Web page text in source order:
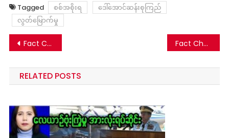
Tagged စစ်အစိုးရ
ဒေါ်အောင်ဆန်းစုကြည်
လွတ်မြောက်မှု
Post
navigation
Fact Check: ကြွက်နားရွက်မှို၊ တရုတ်ဇီးဖြူသီး၊ ဂျင်း က နှလုံးသွေးကြောကျဉ်းရောဂါ ပျောက်ကင်းစေသလား- အထောက်အထားမရှိပါ Fact Check: မင်းအောင်လှိုင်ဆီက စစ်တပ်ခေါင်းဆောင် ဗိုလ်ချုပ်ကြီးရဲဝင်းဦး အာဏာပြန်လုတဲ့ သတင်းတု
RELATED POSTS